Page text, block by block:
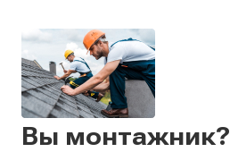
Вы монтажник?